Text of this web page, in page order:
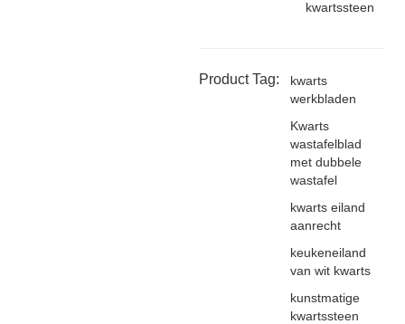
kwartssteen
Product Tag:
kwarts
werkbladen
Kwarts
wastafelblad
met dubbele
wastafel
kwarts eiland
aanrecht
keukeneiland
van wit kwarts
kunstmatige
kwartssteen